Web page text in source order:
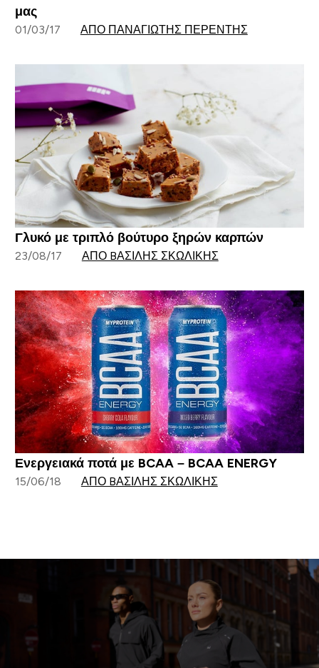
μας
01/03/17 ΑΠΌ ΠΑΝΑΓΙΏΤΗΣ ΠΕΡΕΝΤΉΣ
Γλυκό με τριπλό βούτυρο ξηρών καρπών
23/08/17 ΑΠΌ BΑΣΊΛΗΣ ΣΚΩΛΊΚΗΣ
Ενεργειακά ποτά με BCAA – BCAA ENERGY
15/06/18 ΑΠΌ BΑΣΊΛΗΣ ΣΚΩΛΊΚΗΣ